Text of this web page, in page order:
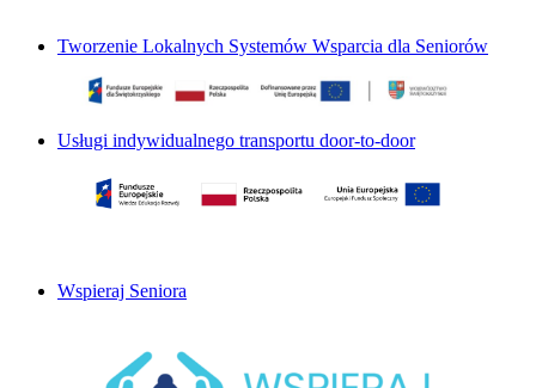
Tworzenie Lokalnych Systemów Wsparcia dla Seniorów
Usługi indywidualnego transportu door-to-door
Wspieraj Seniora